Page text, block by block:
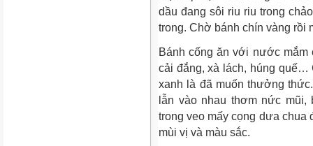
dầu đang sôi riu riu trong
trong. Chờ bánh chín vàng rồi
Bánh cống ăn với nước mắm
cải đắng, xà lách, húng
xanh là đã muốn thưởng
lẫn vào nhau thơm nức
trong veo mấy cọng dưa chua
mùi vị và màu sắc.